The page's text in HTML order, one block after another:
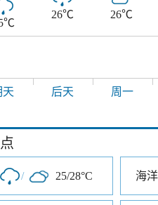
26℃ 26℃
天 后天 周一
/ 25/28°C 海